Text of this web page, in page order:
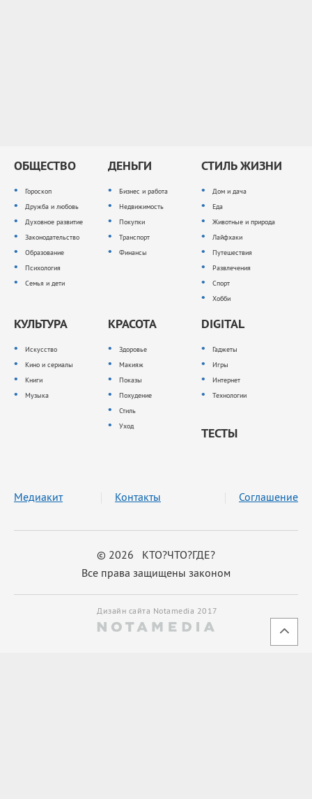
ОБЩЕСТВО
Гороскоп
Дружба и любовь
Духовное развитие
Законодательство
Образование
Психология
Семья и дети
ДЕНЬГИ
Бизнес и работа
Недвижимость
Покупки
Транспорт
Финансы
СТИЛЬ ЖИЗНИ
Дом и дача
Еда
Животные и природа
Лайфхаки
Путешествия
Развлечения
Спорт
Хобби
КУЛЬТУРА
Искусство
Кино и сериалы
Книги
Музыка
КРАСОТА
Здоровье
Макияж
Показы
Похудение
Стиль
Уход
DIGITAL
Гаджеты
Игры
Интернет
Технологии
ТЕСТЫ
© 2026 КТО?ЧТО?ГДЕ?
Все права защищены законом
Медиакит Контакты Соглашение
Дизайн сайта Notamedia 2017